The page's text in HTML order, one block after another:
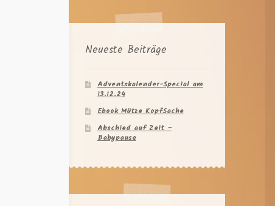
Neueste Beiträge
Adventskalender-Special am
13.12.24
Ebook Mütze KopfSache
Abschied auf Zeit –
Babypause